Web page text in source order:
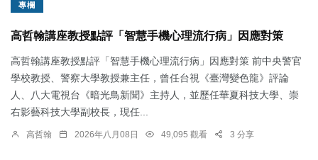
專欄
高哲翰講座教授點評「智慧手機心理流行病」因應對策
高哲翰講座教授點評「智慧手機心理流行病」因應對策 前中央警官
學校教授、警察大學教授兼主任，曾任台視《臺灣變色龍》評論
人、八大電視台《暗光鳥新聞》主持人，並歷任華夏科技大學、崇
右影藝科技大學副校長，現任...
高哲翰 2026年八月08日 49,095 觀看 3 分享